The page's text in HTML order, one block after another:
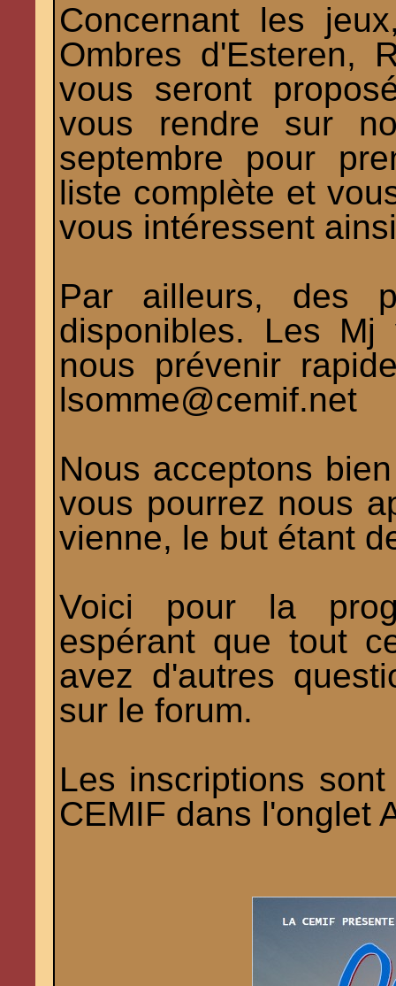
Concernant les
Ombres d'Esteren,
vous seront
vous rendre sur
septembre pour
liste complète et
vous intéressent
Par ailleurs, des
disponibles. Les
nous prévenir
lsomme@cemif.net
Nous acceptons
vous pourrez nous
vienne, le but étant
Voici pour la
espérant que tout
avez d'autres
sur le forum.
Les inscriptions
CEMIF dans l'onglet